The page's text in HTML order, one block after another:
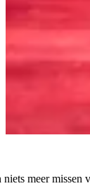
meer missen